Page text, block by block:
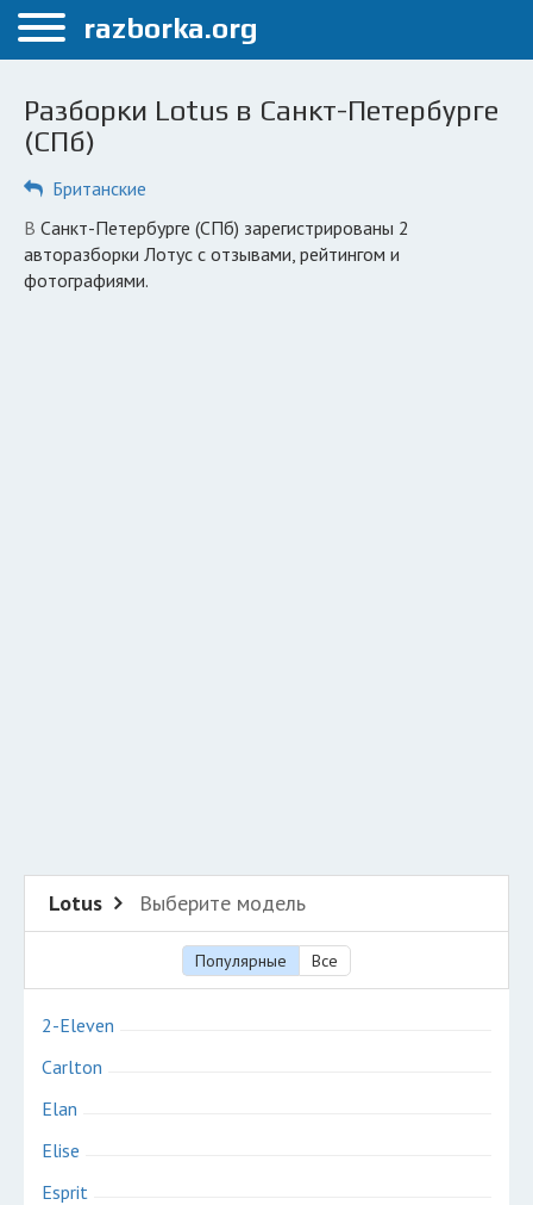
Меню
Санкт-Петербург
Каталог разборок
Автосервисы
Разборки Lotus в Санкт-Петербурге
(СПб)
Британские
в Санкт-Петербурге (СПб) зарегистрированы 2
авторазборки Лотус с отзывами, рейтингом и
фотографиями.
Lotus Выберите модель
Популярные Все
2-Eleven
Carlton
Elan
Elise
Esprit
razborka.org